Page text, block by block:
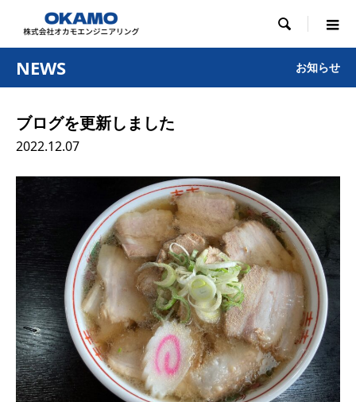

NEWS お知らせ
ブログを更新しました
2022.12.07